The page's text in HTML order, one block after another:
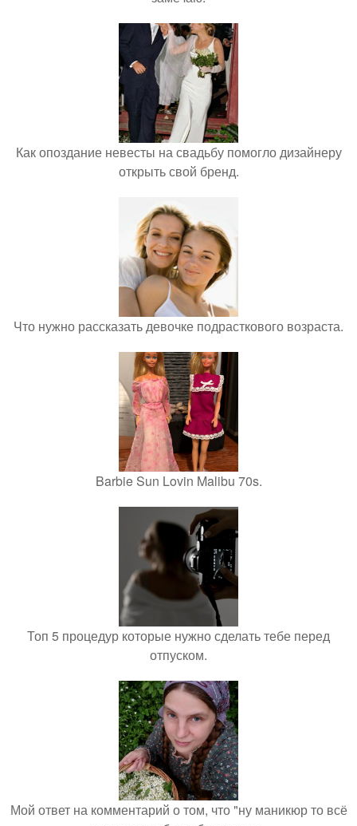
Как опоздание невесты на свадьбу помогло дизайнеру
открыть свой бренд.
Что нужно рассказать девочке подрасткового возраста.
Barbie Sun Lovin Malibu 70s.
Топ 5 процедур которые нужно сделать тебе перед
отпуском.
Мой ответ на комментарий о том, что "ну маникюр то всё